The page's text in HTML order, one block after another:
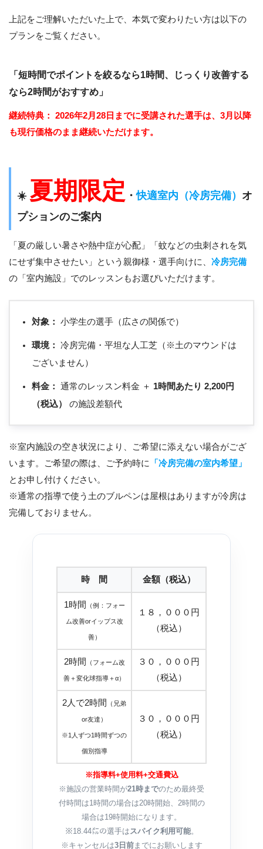
上記をご理解いただいた上で、本気で変わりたい方は以下の
プランをご覧ください。
「短時間でポイントを絞るなら1時間、じっくり改善する
なら2時間がおすすめ」
継続特典：
2026年2月28日までに受講された選手は、3月以降
も現行価格のまま継続いただけます。
☀️ 夏期限定 ・快適室内（冷房完備） オ
プションのご案内
「夏の厳しい暑さや熱中症が心配」「蚊などの虫刺されを気
にせず集中させたい」という親御様・選手向けに、 冷房完備
の「室内施設」でのレッスンもお選びいただけます。
対象： 小学生の選手（広さの関係で）
環境：
冷房完備・平坦な人工芝（※土のマウンドは
ございません）
料金： 通常のレッスン料金 ＋ 1時間あたり 2,200円
（税込）
の施設差額代
※室内施設の空き状況により、ご希望に添えない場合がござ
います。ご希望の際は、ご予約時に
「冷房完備の室内希望」
とお申し付けください。
※通常の指導で使う土のブルペンは屋根はありますが冷房は
完備しておりません。
時 間 金額（税込）
1時間 （例：フォー
ム改善orイップス改
善）
１８，０００円
（税込）
2時間 （フォーム改
善＋変化球指導＋α）
３０，０００円
（税込）
2人で2時間 （兄弟
or友達）
※1人ずつ1時間ずつの
個別指導
３０，０００円
（税込）
※指導料+使用料+交通費込
※施設の営業時間が21時までのため最終受
付時間は1時間の場合は20時開始、2時間の
場合は19時開始になります。
※18.44㍍の選手はスパイク利用可能。
※キャンセルは3日前までにお願いします